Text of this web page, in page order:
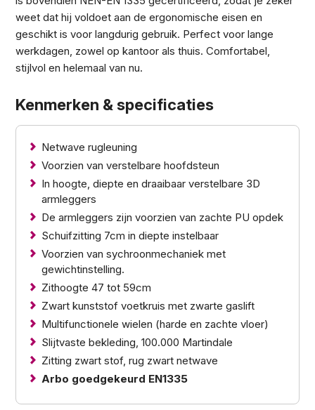
weet dat hij voldoet aan de ergonomische eisen en
geschikt is voor langdurig gebruik. Perfect voor lange
werkdagen, zowel op kantoor als thuis. Comfortabel,
stijlvol en helemaal van nu.
Kenmerken & specificaties
Netwave rugleuning
Voorzien van verstelbare hoofdsteun
In hoogte, diepte en draaibaar verstelbare 3D
armleggers
De armleggers zijn voorzien van zachte PU opdek
Schuifzitting 7cm in diepte instelbaar
Voorzien van sychroonmechaniek met
gewichtinstelling.
Zithoogte 47 tot 59cm
Zwart kunststof voetkruis met zwarte gaslift
Multifunctionele wielen (harde en zachte vloer)
Slijtvaste bekleding, 100.000 Martindale
Zitting zwart stof, rug zwart netwave
Arbo goedgekeurd EN1335